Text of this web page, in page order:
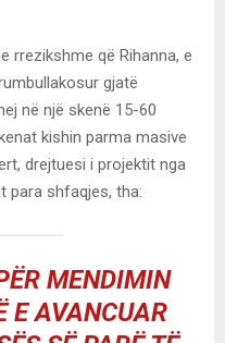
rrezikshme që Rihanna, e
gjatë
në një skenë 15-60
kishin parma masive
drejtuesi i projektit nga
para shfaqjes, tha:
MENDIMIN
E AVANCUAR